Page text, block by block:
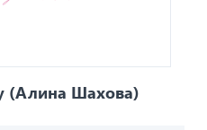
(Алина Шахова)